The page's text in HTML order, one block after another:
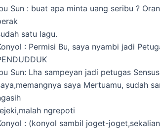
Sun : buat apa minta uang seribu ?
satu lagu.
: Permisi Bu, saya nyambi jadi
Sun: Lha sampeyan jadi petugas
saya Mertuamu, sudah
ngrepoti
: (konyol sambil joget-